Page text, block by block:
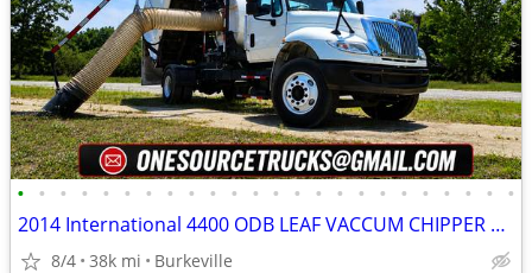
• • • • • • • • • • • • • • • • • • • • • • • •
2014 International 4400 ODB LEAF VACCUM CHIPPER DUMP TRUCK 38K MIL
8/4 38k mi Burkeville